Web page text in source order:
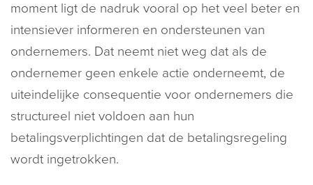
moment ligt de nadruk vooral op het veel beter en
intensiever informeren en ondersteunen van
ondernemers. Dat neemt niet weg dat als de
ondernemer geen enkele actie onderneemt, de
uiteindelijke consequentie voor ondernemers die
structureel niet voldoen aan hun
betalingsverplichtingen dat de betalingsregeling
wordt ingetrokken.